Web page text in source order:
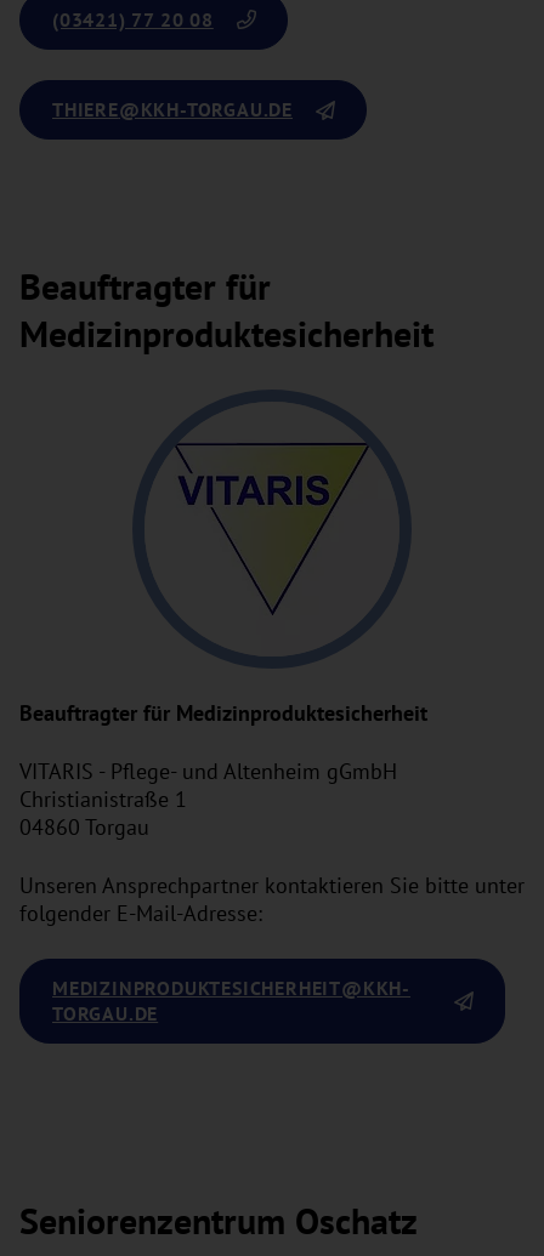
(03421) 77 20 08
THIERE@KKH-TORGAU.DE
Beauftragter für
Medizinproduktesicherheit
Beauftragter für Medizinproduktesicherheit
VITARIS - Pflege- und Altenheim gGmbH
Christianistraße 1
04860 Torgau
Unseren Ansprechpartner kontaktieren Sie bitte unter
folgender E-Mail-Adresse:
MEDIZINPRODUKTESICHERHEIT@KKH-
TORGAU.DE
Seniorenzentrum Oschatz